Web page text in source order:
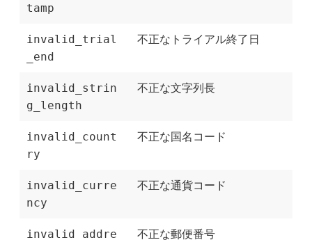
tamp
invalid_trial
_end
不正なトライアル終了日
invalid_strin
g_length
不正な文字列長
invalid_count
ry
不正な国名コード
invalid_curre
ncy
不正な通貨コード
invalid_addre 不正な郵便番号